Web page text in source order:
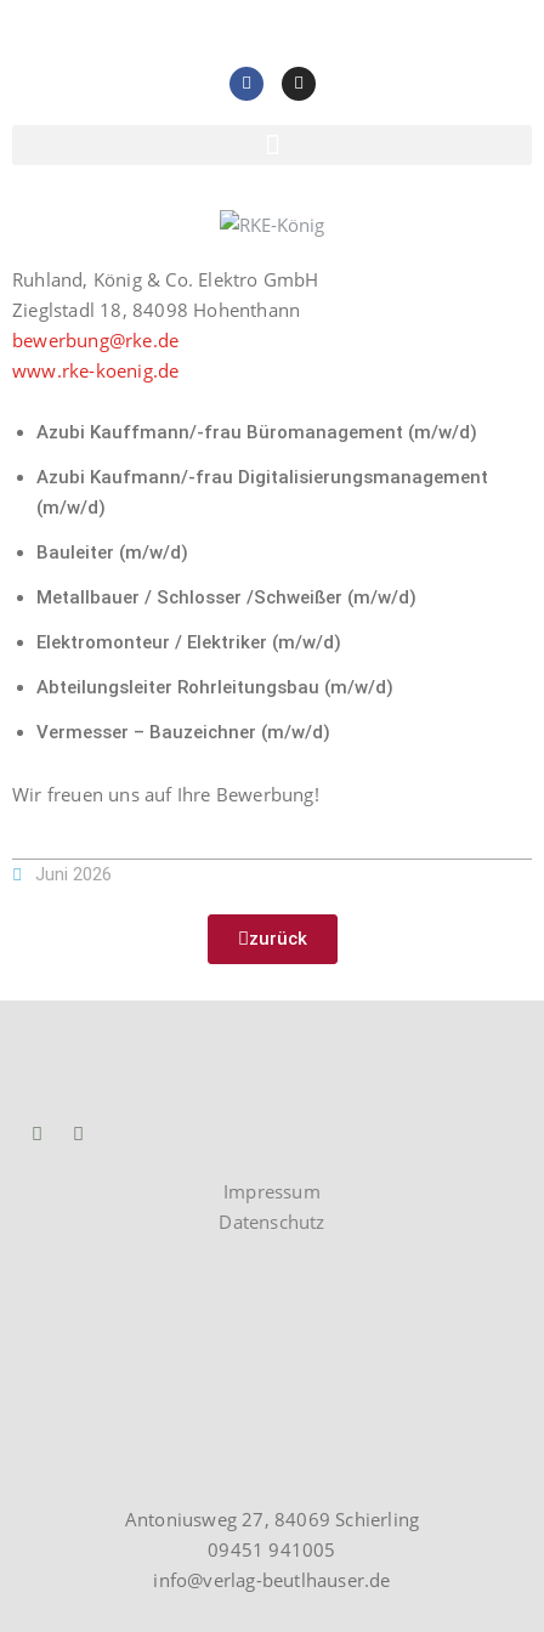
Ruhland, König & Co. Elektro GmbH
Zieglstadl 18, 84098 Hohenthann
bewerbung@rke.de
www.rke-koenig.de
Azubi Kauffmann/-frau Büromanagement (m/w/d)
Azubi Kaufmann/-frau Digitalisierungsmanagement
(m/w/d)
Bauleiter (m/w/d)
Metallbauer / Schlosser /Schweißer (m/w/d)
Elektromonteur / Elektriker (m/w/d)
Abteilungsleiter Rohrleitungsbau (m/w/d)
Vermesser – Bauzeichner (m/w/d)
Wir freuen uns auf Ihre Bewerbung!
Juni 2026
zurück
Antoniusweg 27, 84069 Schierling
09451 941005
info@verlag-beutlhauser.de
Impressum
Datenschutz